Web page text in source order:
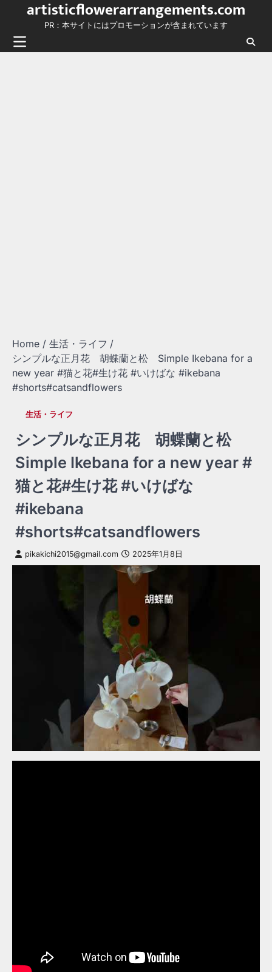
content
artisticflowerarrangements.com
PR：本サイトにはプロモーションが含まれています
Home
生活・ライフ
シンプルな正月花 胡蝶蘭と松 Simple Ikebana for a
new year #猫と花#生け花 #いけばな #ikebana
#shorts#catsandflowers
生活・ライフ
シンプルな正月花 胡蝶蘭と松
Simple Ikebana for a new year #
猫と花#生け花 #いけばな
#ikebana
#shorts#catsandflowers
pikakichi2015@gmail.com 2025年1月8日